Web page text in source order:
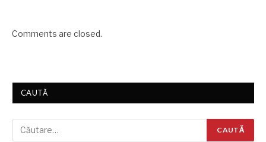
Comments are closed.
CAUTĂ